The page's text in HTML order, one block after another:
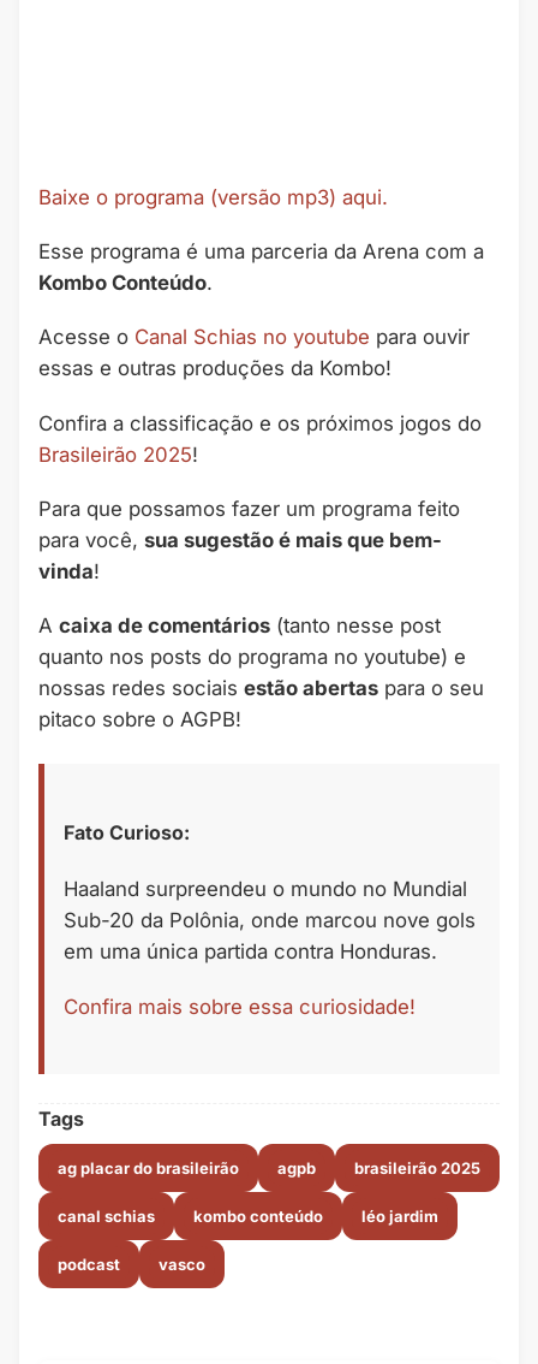
Baixe o programa (versão mp3) aqui.
Esse programa é uma parceria da Arena com a
Kombo Conteúdo.
Acesse o Canal Schias no youtube para ouvir
essas e outras produções da Kombo!
Confira a classificação e os próximos jogos do
Brasileirão 2025!
Para que possamos fazer um programa feito
para você, sua sugestão é mais que bem-
vinda!
A caixa de comentários (tanto nesse post
quanto nos posts do programa no youtube) e
nossas redes sociais estão abertas para o seu
pitaco sobre o AGPB!
Fato Curioso:
Haaland surpreendeu o mundo no Mundial
Sub-20 da Polônia, onde marcou nove gols
em uma única partida contra Honduras.
Confira mais sobre essa curiosidade!
Tags
ag placar do brasileirão agpb brasileirão 2025
canal schias kombo conteúdo léo jardim
podcast vasco